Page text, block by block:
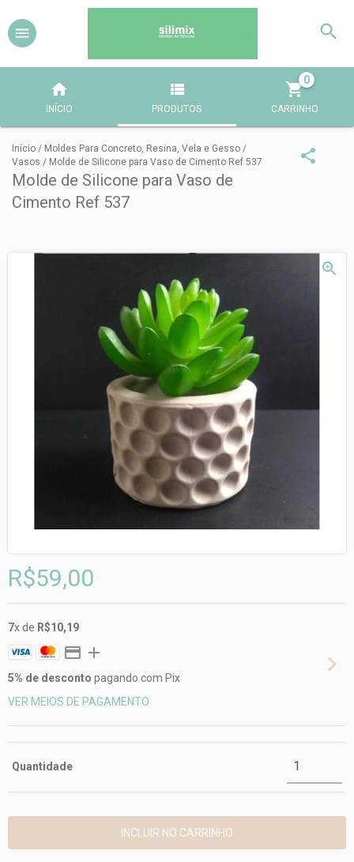
INÍCIO PRODUTOS CARRINHO
0
Início / Moldes Para Concreto, Resina, Vela e Gesso /
Vasos / Molde de Silicone para Vaso de Cimento Ref 537
Molde de Silicone para Vaso de
Cimento Ref 537
R$59,00
7x de R$10,19
5% de desconto pagando com Pix
VER MEIOS DE PAGAMENTO
Quantidade